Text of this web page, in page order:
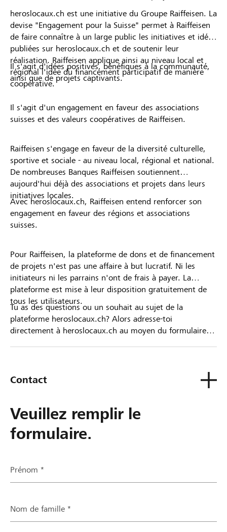
heroslocaux.ch est une initiative du Groupe Raiffeisen. La
devise "Engagement pour la Suisse" permet à Raiffeisen
de faire connaître à un large public les initiatives et idées
publiées sur heroslocaux.ch et de soutenir leur
réalisation. Raiffeisen applique ainsi au niveau local et
régional l'idée du financement participatif de manière
coopérative.
Il s'agit d'idées positives, bénéfiques à la communauté,
ainsi que de projets captivants.
Il s'agit d'un engagement en faveur des associations
suisses et des valeurs coopératives de Raiffeisen.
Raiffeisen s'engage en faveur de la diversité culturelle,
sportive et sociale - au niveau local, régional et national.
De nombreuses Banques Raiffeisen soutiennent
aujourd'hui déjà des associations et projets dans leurs
initiatives locales.
Avec heroslocaux.ch, Raiffeisen entend renforcer son
engagement en faveur des régions et associations
suisses.
Pour Raiffeisen, la plateforme de dons et de financement
de projets n'est pas une affaire à but lucratif. Ni les
initiateurs ni les parrains n'ont de frais à payer. La
plateforme est mise à leur disposition gratuitement de
tous les utilisateurs.
Tu as des questions ou un souhait au sujet de la
plateforme heroslocaux.ch? Alors adresse-toi
directement à heroslocaux.ch au moyen du formulaire
Contact
Veuillez remplir le
formulaire.
Prénom *
Nom de famille *